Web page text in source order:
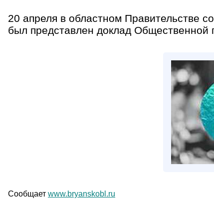
20 апреля в областном Правительстве
был представлен доклад Общественной
Сообщает www.bryanskobl.ru